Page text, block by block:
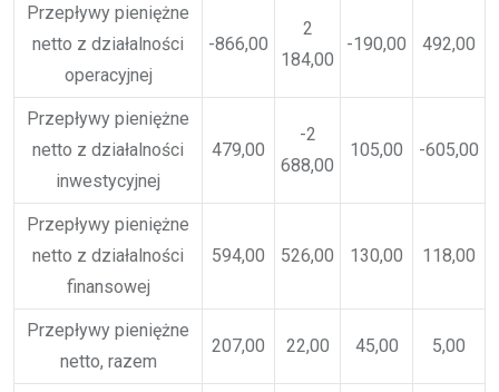
Przepływy pieniężne
netto z działalności
operacyjnej
-866,00
2
184,00
-190,00 492,00
Przepływy pieniężne
netto z działalności
inwestycyjnej
479,00
-2
688,00
105,00 -605,00
Przepływy pieniężne
netto z działalności
finansowej
594,00 526,00 130,00 118,00
Przepływy pieniężne
netto, razem
207,00 22,00 45,00 5,00